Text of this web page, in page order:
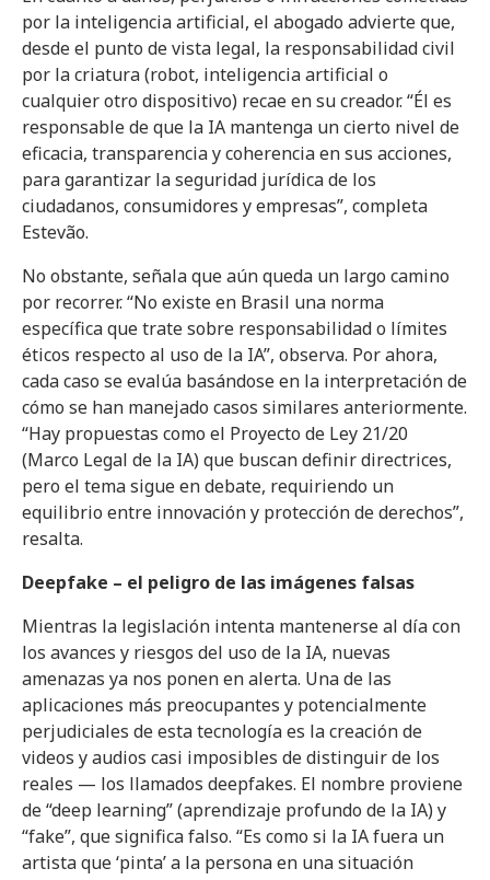
por la inteligencia artificial, el abogado advierte que,
desde el punto de vista legal, la responsabilidad civil
por la criatura (robot, inteligencia artificial o
cualquier otro dispositivo) recae en su creador. “Él es
responsable de que la IA mantenga un cierto nivel de
eficacia, transparencia y coherencia en sus acciones,
para garantizar la seguridad jurídica de los
ciudadanos, consumidores y empresas”, completa
Estevão.
No obstante, señala que aún queda un largo camino
por recorrer. “No existe en Brasil una norma
específica que trate sobre responsabilidad o límites
éticos respecto al uso de la IA”, observa. Por ahora,
cada caso se evalúa basándose en la interpretación de
cómo se han manejado casos similares anteriormente.
“Hay propuestas como el Proyecto de Ley 21/20
(Marco Legal de la IA) que buscan definir directrices,
pero el tema sigue en debate, requiriendo un
equilibrio entre innovación y protección de derechos”,
resalta.
Deepfake – el peligro de las imágenes falsas
Mientras la legislación intenta mantenerse al día con
los avances y riesgos del uso de la IA, nuevas
amenazas ya nos ponen en alerta. Una de las
aplicaciones más preocupantes y potencialmente
perjudiciales de esta tecnología es la creación de
videos y audios casi imposibles de distinguir de los
reales — los llamados deepfakes. El nombre proviene
de “deep learning” (aprendizaje profundo de la IA) y
“fake”, que significa falso. “Es como si la IA fuera un
artista que ‘pinta’ a la persona en una situación